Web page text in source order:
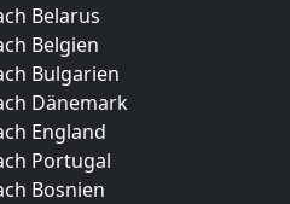
Belarus
Belgien
Bulgarien
Dänemark
England
Portugal
Bosnien